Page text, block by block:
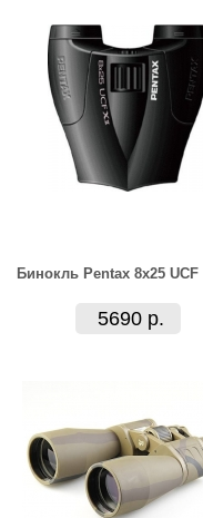
Бинокль Pentax 8x25 UCF
5690 р.